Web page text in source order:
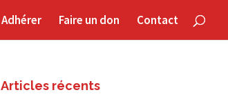
Adhérer Faire un don Contact
Articles récents